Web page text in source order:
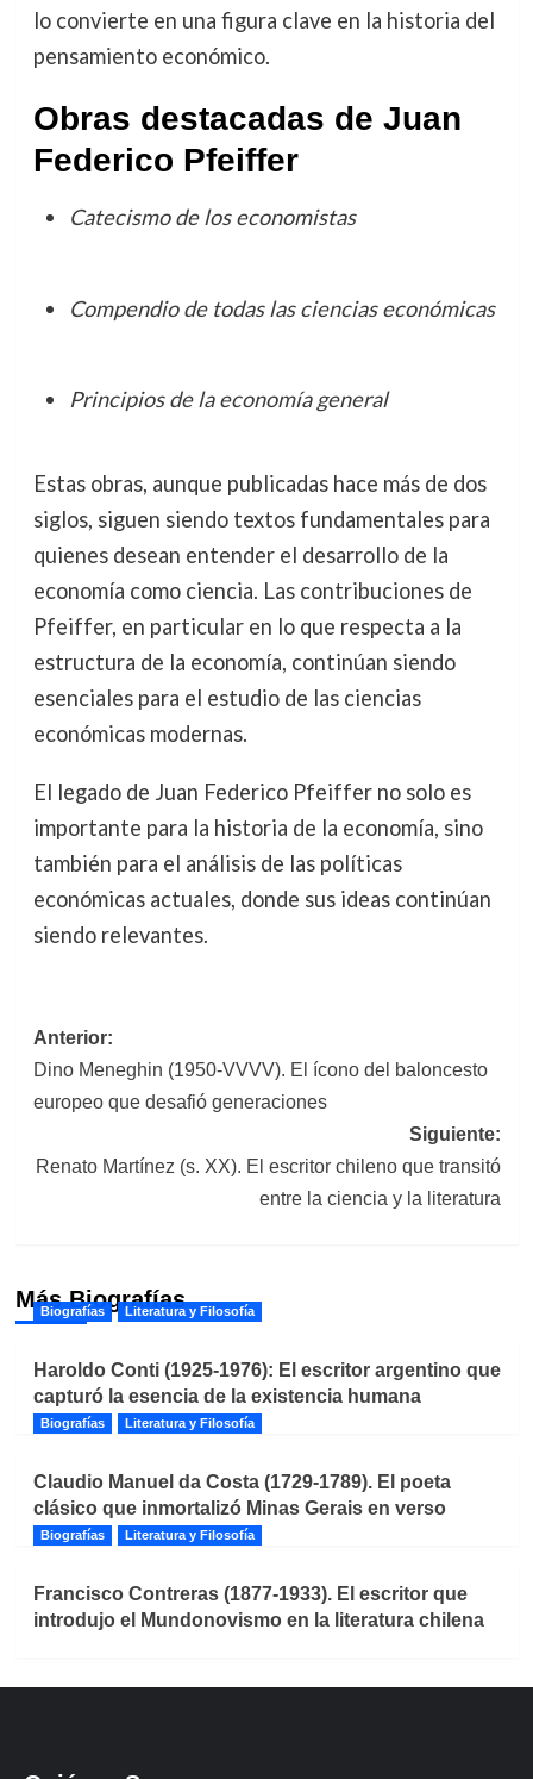
lo convierte en una figura clave en la historia del
pensamiento económico.
Obras destacadas de Juan
Federico Pfeiffer
Catecismo de los economistas
Compendio de todas las ciencias económicas
Principios de la economía general
Estas obras, aunque publicadas hace más de dos
siglos, siguen siendo textos fundamentales para
quienes desean entender el desarrollo de la
economía como ciencia. Las contribuciones de
Pfeiffer, en particular en lo que respecta a la
estructura de la economía, continúan siendo
esenciales para el estudio de las ciencias
económicas modernas.
El legado de Juan Federico Pfeiffer no solo es
importante para la historia de la economía, sino
también para el análisis de las políticas
económicas actuales, donde sus ideas continúan
siendo relevantes.
Navegación
de
entradas
Anterior:
Dino Meneghin (1950-VVVV). El ícono del baloncesto
europeo que desafió generaciones
Siguiente:
Renato Martínez (s. XX). El escritor chileno que transitó
entre la ciencia y la literatura
Más Biografías
Biografías Literatura y Filosofía
Haroldo Conti (1925-1976): El escritor argentino que
capturó la esencia de la existencia humana
Biografías Literatura y Filosofía
Claudio Manuel da Costa (1729-1789). El poeta
clásico que inmortalizó Minas Gerais en verso
Biografías Literatura y Filosofía
Francisco Contreras (1877-1933). El escritor que
introdujo el Mundonovismo en la literatura chilena